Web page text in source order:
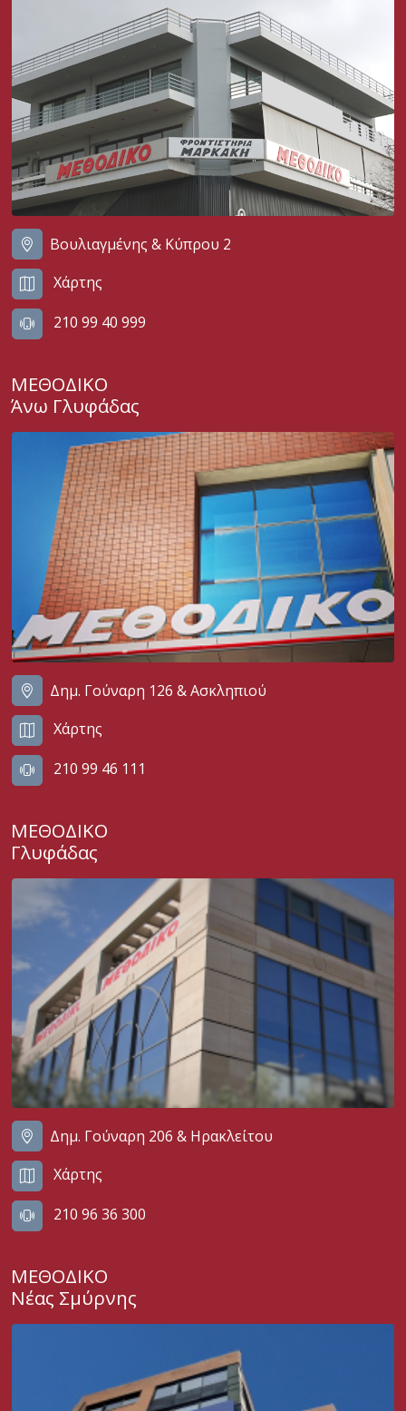
Βουλιαγμένης & Κύπρου 2
Χάρτης
210 99 40 999
ΜΕΘΟΔΙΚΟ
Άνω Γλυφάδας
Δημ. Γούναρη 126 & Ασκληπιού
Χάρτης
210 99 46 111
ΜΕΘΟΔΙΚΟ
Γλυφάδας
Δημ. Γούναρη 206 & Ηρακλείτου
Χάρτης
210 96 36 300
ΜΕΘΟΔΙΚΟ
Νέας Σμύρνης